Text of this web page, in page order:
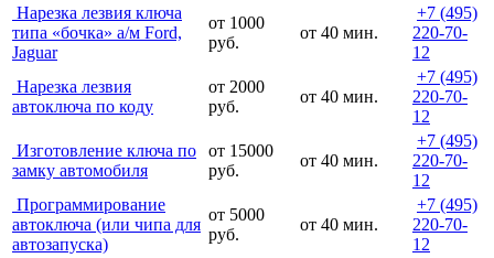
Нарезка лезвия ключа
типа «бочка» а/м Ford,
Jaguar
от 1000
руб.
от 40 мин.
+7 (495)
220-70-
12
Нарезка лезвия
автоключа по коду
от 2000
руб.
от 40 мин.
+7 (495)
220-70-
12
Изготовление ключа по
замку автомобиля
от 15000
руб.
от 40 мин.
+7 (495)
220-70-
12
Программирование
автоключа (или чипа для
автозапуска)
от 5000
руб.
от 40 мин.
+7 (495)
220-70-
12